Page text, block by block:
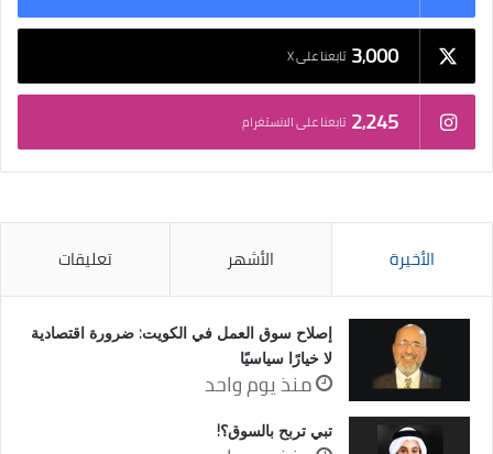
3٬000 تابعنا على X
2٬245 تابعنا على الانستغرام
الأخيرة الأشهر تعليقات
إصلاح سوق العمل في الكويت: ضرورة اقتصادية
لا خيارًا سياسيًا
منذ يوم واحد
تبي تربح بالسوق؟!